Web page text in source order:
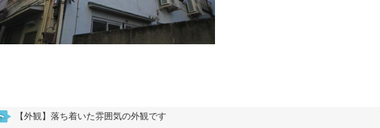
【外観】落ち着いた雰囲気の外観です